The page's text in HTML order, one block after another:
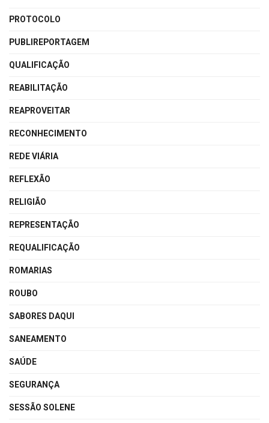
PROTOCOLO
PUBLIREPORTAGEM
QUALIFICAÇÃO
REABILITAÇÃO
REAPROVEITAR
RECONHECIMENTO
REDE VIÁRIA
REFLEXÃO
RELIGIÃO
REPRESENTAÇÃO
REQUALIFICAÇÃO
ROMARIAS
ROUBO
SABORES DAQUI
SANEAMENTO
SAÚDE
SEGURANÇA
SESSÃO SOLENE